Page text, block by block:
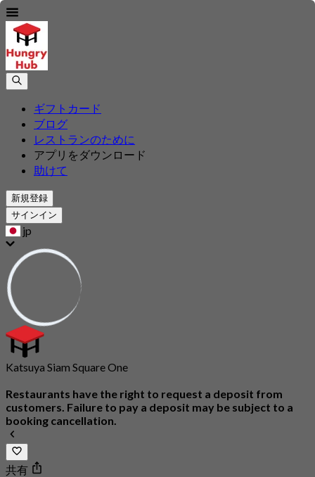
ギフトカード
ブログ
レストランのために
アプリをダウンロード
助けて
新規登録
サインイン
jp
Katsuya Siam Square One
Restaurants have the right to request a deposit from
customers. Failure to pay a deposit may be subject to a
booking cancellation.
共有